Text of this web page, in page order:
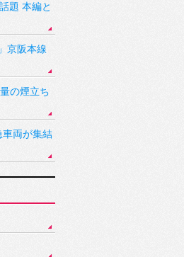
題 本編と
京阪本線
の煙立ち
両が集結